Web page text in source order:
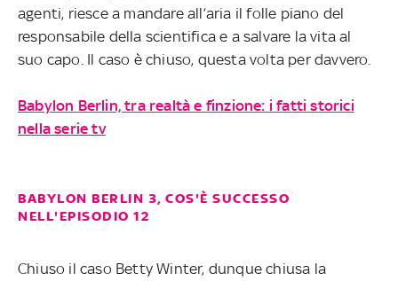
agenti, riesce a mandare all’aria il folle piano del
responsabile della scientifica e a salvare la vita al
suo capo. Il caso è chiuso, questa volta per davvero.
Babylon Berlin, tra realtà e finzione: i fatti storici
nella serie tv
BABYLON BERLIN 3, COS'È SUCCESSO
NELL'EPISODIO 12
Chiuso il caso Betty Winter, dunque chiusa la